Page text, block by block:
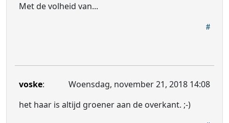
Met de volheid van...
voske:
Woensdag, november 21, 2018 14:08
het haar is altijd groener aan de overkant. ;-)